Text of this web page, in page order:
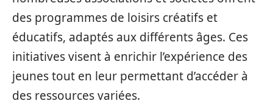
des programmes de loisirs créatifs et
éducatifs, adaptés aux différents âges. Ces
initiatives visent à enrichir l’expérience des
jeunes tout en leur permettant d’accéder à
des ressources variées.